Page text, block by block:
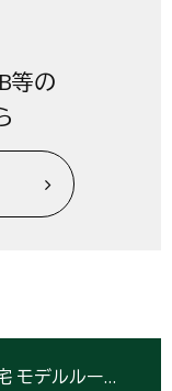
等の
【完全予約制 】ガレージ付き賃貸住宅 モデルルーム内覧会inさいたま市《12/6-7開催》